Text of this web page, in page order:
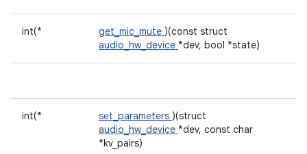
int(* get_mic_mute )(const struct
audio_hw_device *dev, bool *state)
int(* set_parameters )(struct
audio_hw_device *dev, const char
*kv_pairs)